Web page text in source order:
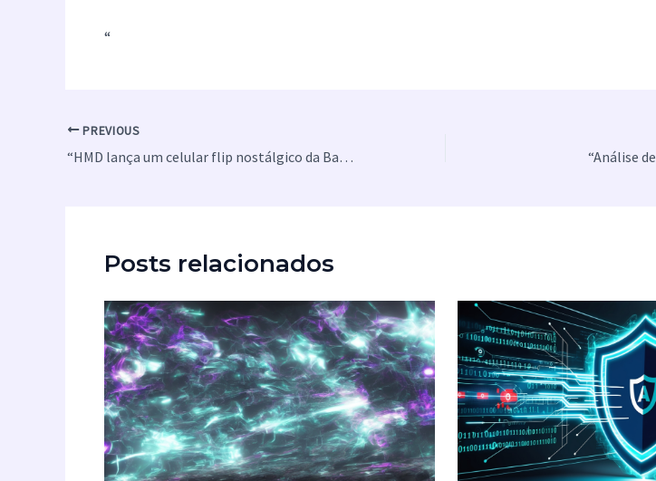
“
PREVIOUS
“HMD lança um celular flip nostálgico da Barbie” “Análise
Posts relacionados